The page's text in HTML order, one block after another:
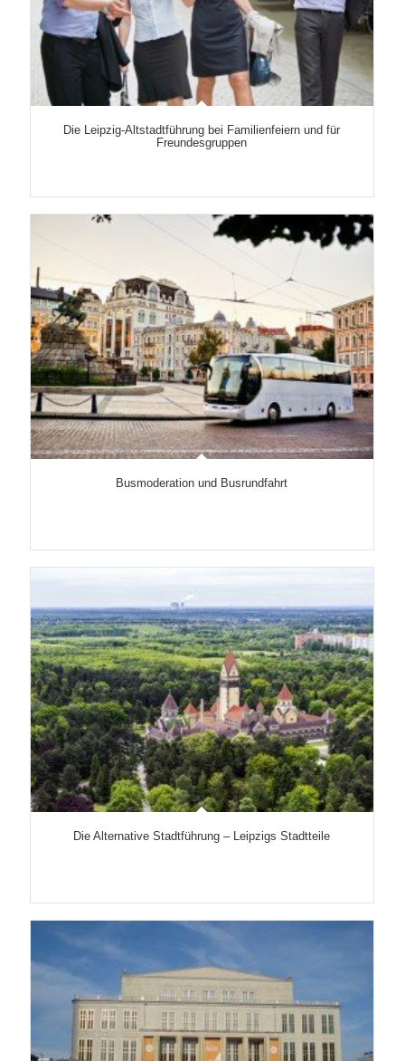
Die Leipzig-Altstadtführung bei Familienfeiern und für
Freundesgruppen
Busmoderation und Busrundfahrt
Die Alternative Stadtführung – Leipzigs Stadtteile